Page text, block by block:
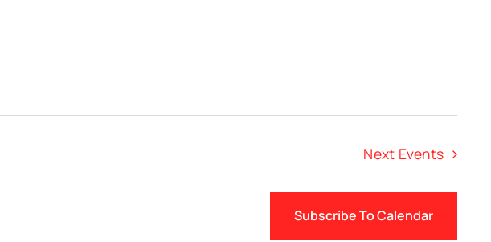
Next Events
Subscribe To Calendar